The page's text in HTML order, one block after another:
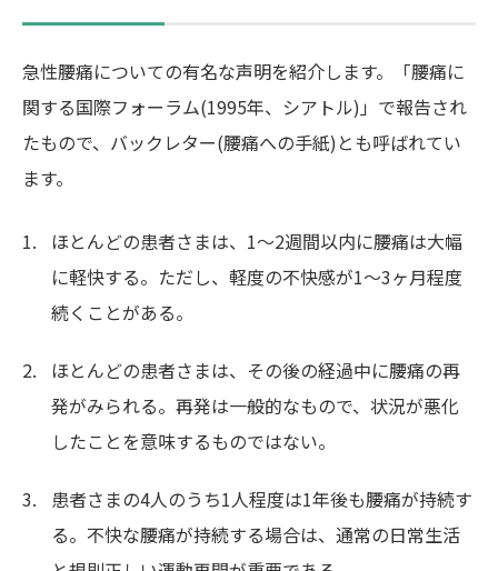
急性腰痛についての有名な声明を紹介します。「腰痛に
関する国際フォーラム(1995年、シアトル)」で報告され
たもので、バックレター(腰痛への手紙)とも呼ばれてい
ます。
ほとんどの患者さまは、1～2週間以内に腰痛は大幅
に軽快する。ただし、軽度の不快感が1～3ヶ月程度
続くことがある。
ほとんどの患者さまは、その後の経過中に腰痛の再
発がみられる。再発は一般的なもので、状況が悪化
したことを意味するものではない。
患者さまの4人のうち1人程度は1年後も腰痛が持続す
る。不快な腰痛が持続する場合は、通常の日常生活